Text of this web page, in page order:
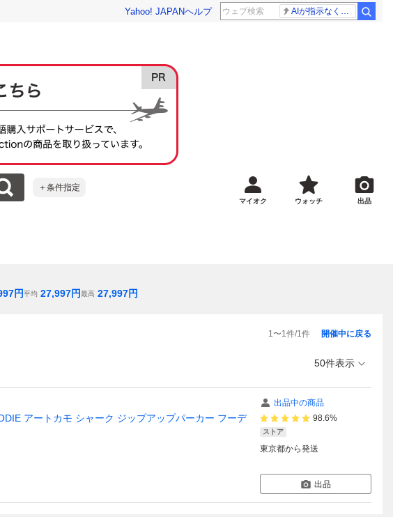
Yahoo! JAPANヘルプ AIが指示なくサイバー攻撃
＋条件指定
マイオク ウォッチ 出品
円平均 27,997円最高 27,997円
1〜1件/1件 開催中に戻る
50件表示
アートカモ シャーク ジップアップパーカー フーデ
出品中の商品
98.6%
ストア
東京都から発送
出品